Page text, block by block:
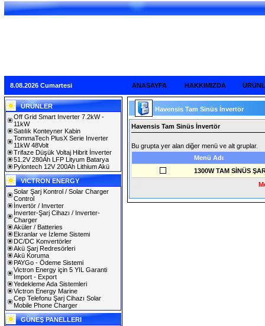
8.08.2026 Cumartesi ANASAYFA HAKKIMIZDA
ÜRÜNLER
Off Grid Smart Inverter 7.2kW -
11kW
Satılık Konteyner Kabin
TommaTech PlusX Serie Inverter
11kW 48Volt
Trifaze Düşük Voltaj Hibrit İnverter
51.2V 280Ah LFP Lityum Batarya
Pylontech 12V 200Ah Lithium Akü
VICTRON ENERGY
Solar Şarj Kontrol / Solar Charger
Control
İnvertör / Inverter
İnverter-Şarj Cihazı / Inverter-
Charger
Aküler / Batteries
Ekranlar ve İzleme Sistemi
DC/DC Konvertörler
Akü Şarj Redresörleri
Akü Koruma
PAYGo - Ödeme Sistemi
Victron Energy için 5 YIL Garanti
Import - Export
Yedekleme Ada Sistemleri
Victron Energy Marine
Cep Telefonu Şarj Cihazı Solar
Mobile Phone Charger
GÜNEŞ PANELLERI
Havensis Tam Sinüs İnvertör
Havensis Tam Sinüs İnvertör
Bu grupta yer alan diğer menü ve alt gruplar.
Menü Adı
1300W TAM SİNÜS